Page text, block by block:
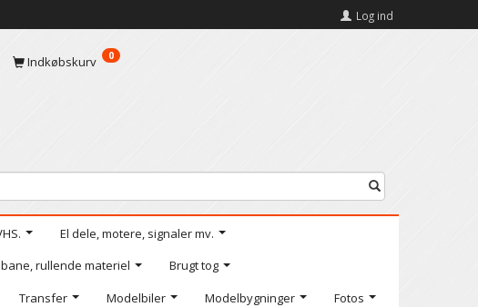
Log ind
Indkøbskurv 0
El dele, motere, signaler mv.
rullende materiel
Brugt tog
Transfer Modelbiler Modelbygninger
Fotos